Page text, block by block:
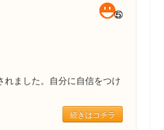
れました。自分に自信をつけ
続きはコチラ